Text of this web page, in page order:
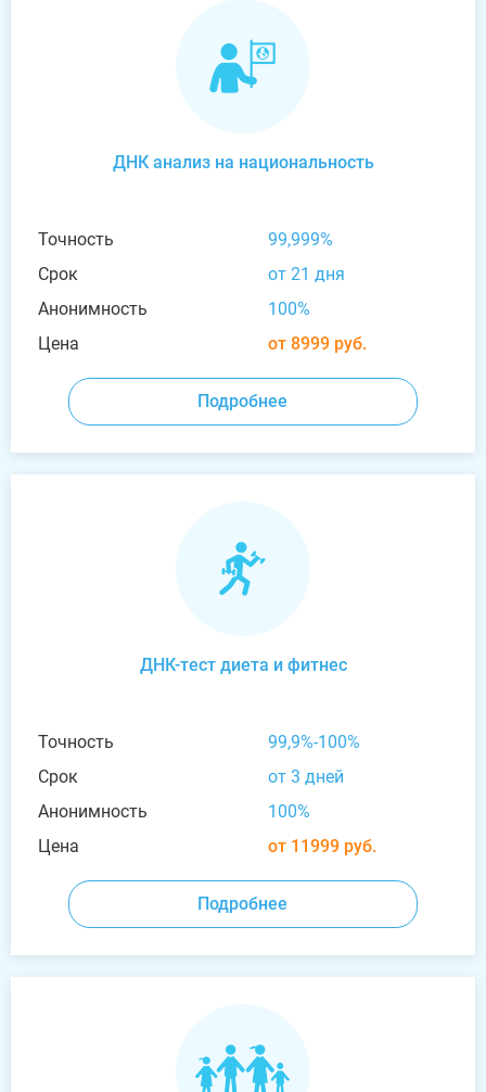
ДНК анализ на национальность
Точность
99,999%
Срок
от 21 дня
Анонимность
100%
Цена
от 8999 руб.
Подробнее
ДНК-тест диета и фитнес
Точность
99,9%-100%
Срок
от 3 дней
Анонимность
100%
Цена
от 11999 руб.
Подробнее